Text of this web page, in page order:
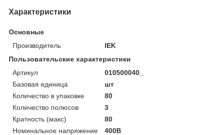
Характеристики
Основные
Производитель
IEK
Пользовательские характеристики
Артикул
010500040_
Базовая единица
шт
Количество в упаковке
80
Количество полюсов
3
Кратность (макс)
80
Номинальное напряжение
400В